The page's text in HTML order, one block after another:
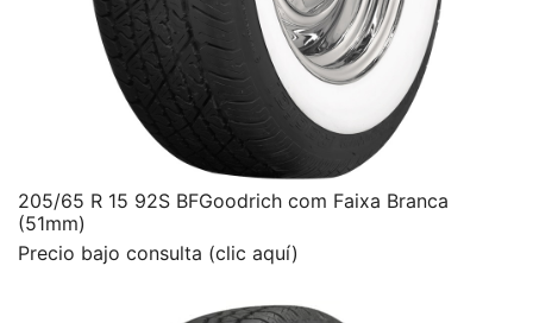
205/65 R 15 92S BFGoodrich com Faixa Branca
(51mm)
Precio bajo consulta (clic aquí)